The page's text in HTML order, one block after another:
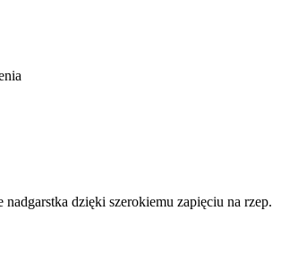
dzięki szerokiemu zapięciu na rzep.